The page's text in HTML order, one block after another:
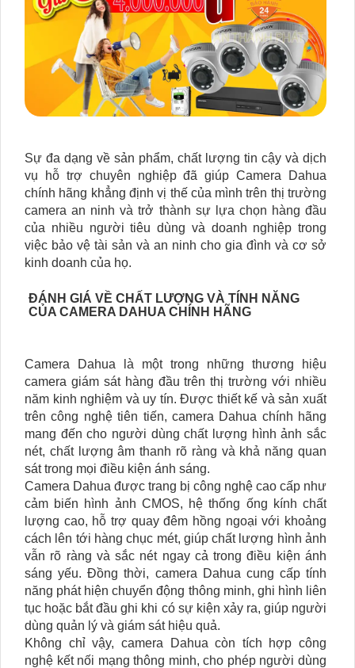
Sự đa dạng về sản phẩm, chất lượng tin cậy và dịch
vụ hỗ trợ chuyên nghiệp đã giúp Camera Dahua
chính hãng khẳng định vị thế của mình trên thị trường
camera an ninh và trở thành sự lựa chọn hàng đầu
của nhiều người tiêu dùng và doanh nghiệp trong
việc bảo vệ tài sản và an ninh cho gia đình và cơ sở
kinh doanh của họ.
ĐÁNH GIÁ VỀ CHẤT LƯỢNG VÀ TÍNH NĂNG
CỦA CAMERA DAHUA CHÍNH HÃNG
Camera Dahua là một trong những thương hiệu
camera giám sát hàng đầu trên thị trường với nhiều
năm kinh nghiệm và uy tín. Được thiết kế và sản xuất
trên công nghệ tiên tiến, camera Dahua chính hãng
mang đến cho người dùng chất lượng hình ảnh sắc
nét, chất lượng âm thanh rõ ràng và khả năng quan
sát trong mọi điều kiện ánh sáng.
Camera Dahua được trang bị công nghệ cao cấp như
cảm biến hình ảnh CMOS, hệ thống ống kính chất
lượng cao, hỗ trợ quay đêm hồng ngoại với khoảng
cách lên tới hàng chục mét, giúp chất lượng hình ảnh
vẫn rõ ràng và sắc nét ngay cả trong điều kiện ánh
sáng yếu. Đồng thời, camera Dahua cung cấp tính
năng phát hiện chuyển động thông minh, ghi hình liên
tục hoặc bắt đầu ghi khi có sự kiện xảy ra, giúp người
dùng quản lý và giám sát hiệu quả.
Không chỉ vậy, camera Dahua còn tích hợp công
nghệ kết nối mạng thông minh, cho phép người dùng